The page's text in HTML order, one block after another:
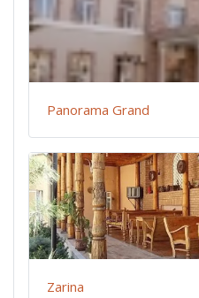
Panorama Grand
Zarina